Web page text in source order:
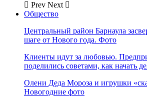
Prev Next
Общество
Центральный район Барнаула
шаге от Нового года. Фото
Клиенты идут за любовью.
поделились советами, как начать
Олени Деда Мороза и игрушки
Новогодние фото